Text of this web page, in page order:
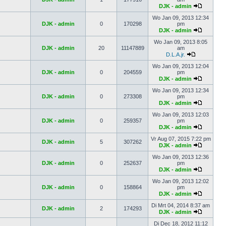
DJK - admin
DJK - admin 0 170298
Wo Jan 09, 2013 12:34
pm
DJK - admin
DJK - admin 20 11147889
Wo Jan 09, 2013 8:05
am
D.L.A.jr.
DJK - admin 0 204559
Wo Jan 09, 2013 12:04
pm
DJK - admin
DJK - admin 0 273308
Wo Jan 09, 2013 12:34
pm
DJK - admin
DJK - admin 0 259357
Wo Jan 09, 2013 12:03
pm
DJK - admin
DJK - admin 5 307262
Vr Aug 07, 2015 7:22 pm
DJK - admin
DJK - admin 0 252637
Wo Jan 09, 2013 12:36
pm
DJK - admin
DJK - admin 0 158864
Wo Jan 09, 2013 12:02
pm
DJK - admin
DJK - admin 2 174293
Di Mrt 04, 2014 8:37 am
DJK - admin
Di Dec 18, 2012 11:12